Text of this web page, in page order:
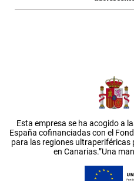
Esta empresa se ha acogido a
España cofinanciadas con el
para las regiones
en Canarias.”Una